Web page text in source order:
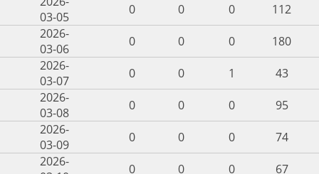
03-05
0 0 0
112
2026-
03-06
0 0 0
180
2026-
03-07
0 0 1
43
2026-
03-08
0 0 0
95
2026-
03-09
0 0 0
74
2026-
0 0 0
67